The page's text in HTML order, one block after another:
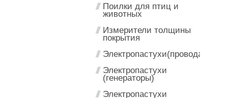
Поилки для птиц и
животных
Измерители толщины
покрытия
Электропастухи(провода)
Электропастухи
(генераторы)
Электропастухи